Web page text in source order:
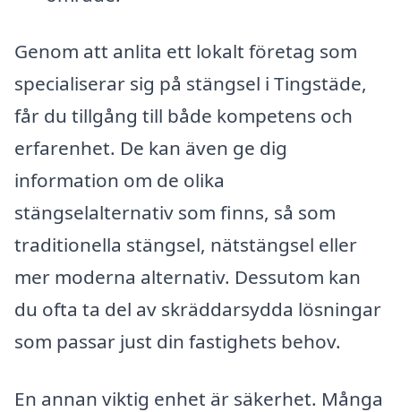
Genom att anlita ett lokalt företag som
specialiserar sig på stängsel i Tingstäde,
får du tillgång till både kompetens och
erfarenhet. De kan även ge dig
information om de olika
stängselalternativ som finns, så som
traditionella stängsel, nätstängsel eller
mer moderna alternativ. Dessutom kan
du ofta ta del av skräddarsydda lösningar
som passar just din fastighets behov.
En annan viktig enhet är säkerhet. Många